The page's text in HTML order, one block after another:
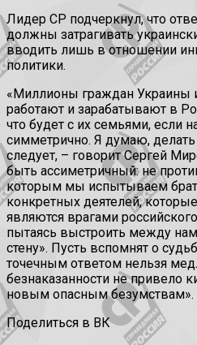
Лидер СР подчеркнул, что
должны затрагивать
вводить лишь в отношении
политики.
«Миллионы граждан Украины
работают и зарабатывают в
что будет с их семьями, если
симметрично. Я думаю,
следует, – говорит Сергей
быть ассиметричный: не
которым мы испытываем
конкретных деятелей,
являются врагами
пытаясь выстроить между
стену». Пусть вспомнят о
точечным ответом нельзя
безнаказанности не привело
новым опасным безумствам».
Поделиться в ВК